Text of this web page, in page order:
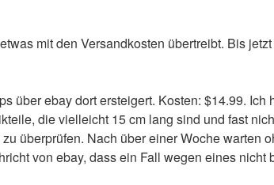
mit den Versandkosten übertreibt. Bis
über ebay dort ersteigert. Kosten: $14.99.
die vielleicht 15 cm lang sind und fast
überprüfen. Nach über einer Woche
von ebay, dass ein Fall wegen eines nicht